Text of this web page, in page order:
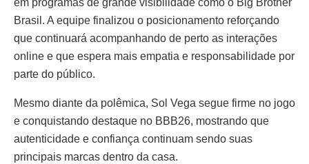
em programas de grande visibilidade como o Big Brother
Brasil. A equipe finalizou o posicionamento reforçando
que continuará acompanhando de perto as interações
online e que espera mais empatia e responsabilidade por
parte do público.
Mesmo diante da polêmica, Sol Vega segue firme no jogo
e conquistando destaque no BBB26, mostrando que
autenticidade e confiança continuam sendo suas
principais marcas dentro da casa.